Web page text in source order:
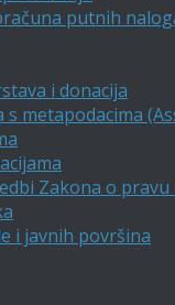
putnih
i donacija
metapodacima
Zakona o
i javnih površina